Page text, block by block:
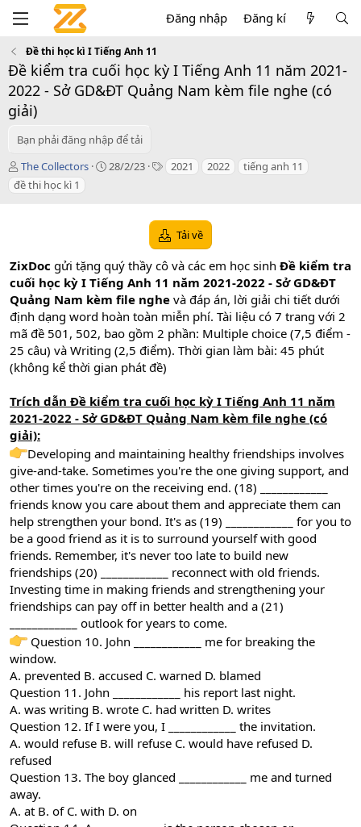
Đăng nhập Đăng kí
Đề thi học kì I Tiếng Anh 11
Đề kiểm tra cuối học kỳ I Tiếng Anh 11 năm 2021-
2022 - Sở GD&ĐT Quảng Nam kèm file nghe (có
giải)
Bạn phải đăng nhập để tải
T
á
c
The Collectors
C
n
d
a
e
28/2/23
T 2021 2022
tiếng anh 11
đề thi học kì 1
Tải về
ZixDoc gửi tặng quý thầy cô và các em học sinh Đề kiểm tra
cuối học kỳ I Tiếng Anh 11 năm 2021-2022 - Sở GD&ĐT
Quảng Nam kèm file nghe và đáp án, lời giải chi tiết dưới
định dạng word hoàn toàn miễn phí. Tài liệu có 7 trang với 2
mã đề 501, 502, bao gồm 2 phần: Multiple choice (7,5 điểm -
25 câu) và Writing (2,5 điểm). Thời gian làm bài: 45 phút
(không kể thời gian phát đề)
Trích dẫn Đề kiểm tra cuối học kỳ I Tiếng Anh 11 năm
2021-2022 - Sở GD&ĐT Quảng Nam kèm file nghe (có
giải):
Developing and maintaining healthy friendships involves
give-and-take. Sometimes you're the one giving support, and
other times you're on the receiving end. (18) ____________
friends know you care about them and appreciate them can
help strengthen your bond. It's as (19) ____________ for you to
be a good friend as it is to surround yourself with good
friends. Remember, it's never too late to build new
friendships (20) ____________ reconnect with old friends.
Investing time in making friends and strengthening your
friendships can pay off in better health and a (21)
____________ outlook for years to come.
Question 10. John ____________ me for breaking the
window.
A. prevented B. accused C. warned D. blamed
Question 11. John ____________ his report last night.
A. was writing B. wrote C. had written D. writes
Question 12. If I were you, I ____________ the invitation.
A. would refuse B. will refuse C. would have refused D.
refused
Question 13. The boy glanced ____________ me and turned
away.
A. at B. of C. with D. on